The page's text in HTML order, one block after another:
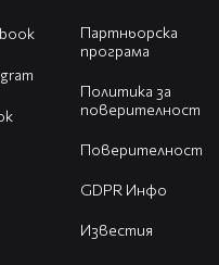
Партньорска
програма
Политика за
поверителност
Поверителност
GDPR Инфо
Известия